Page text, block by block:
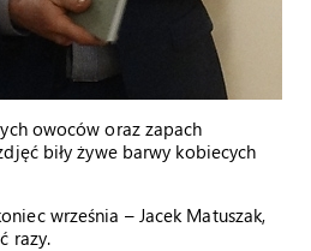
owoców oraz zapach
biły żywe barwy kobiecych
września – Jacek Matuszak,
razy.